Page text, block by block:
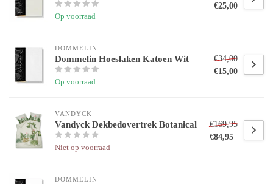
Op voorraad
€25,00
DOMMELIN
Dommelin Hoeslaken Katoen Wit
Op voorraad
€34,00
€15,00
VANDYCK
Vandyck Dekbedovertrek Botanical
Niet op voorraad
€169,95
€84,95
DOMMELIN